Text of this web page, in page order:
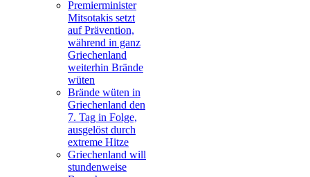
Premierminister
Mitsotakis setzt
auf Prävention,
während in ganz
Griechenland
weiterhin Brände
wüten
Brände wüten in
Griechenland den
7. Tag in Folge,
ausgelöst durch
extreme Hitze
Griechenland will
stundenweise